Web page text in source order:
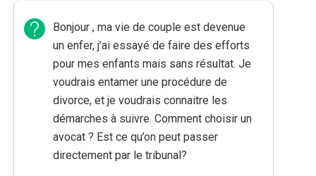
Bonjour , ma vie de couple est devenue
un enfer, j’ai essayé de faire des efforts
pour mes enfants mais sans résultat. Je
voudrais entamer une procédure de
divorce, et je voudrais connaitre les
démarches à suivre. Comment choisir un
avocat ? Est ce qu’on peut passer
directement par le tribunal?